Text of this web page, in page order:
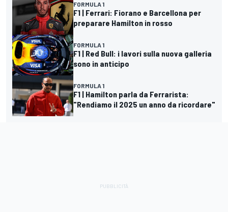
FORMULA 1
F1 | Ferrari: Fiorano e Barcellona per
preparare Hamilton in rosso
FORMULA 1
F1 | Red Bull: i lavori sulla nuova galleria
sono in anticipo
FORMULA 1
F1 | Hamilton parla da Ferrarista:
"Rendiamo il 2025 un anno da ricordare"